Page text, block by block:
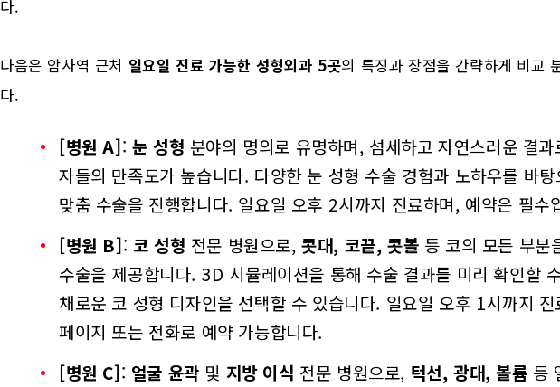
다.
다음은 암사역 근처 일요일 진료 가능한 성형외과 5곳의 특징과 장점을 간략하게 비교
다.
[병원 A]: 눈 성형 분야의 명의로 유명하며, 섬세하고 자연스러운 결
자들의 만족도가 높습니다. 다양한 눈 성형 수술 경험과 노하우를 바탕
맞춤 수술을 진행합니다. 일요일 오후 2시까지 진료하며, 예약은 필수
[병원 B]: 코 성형 전문 병원으로,콧대, 코끝, 콧볼 등 코의 모든 부분
수술을 제공합니다. 3D 시뮬레이션을 통해 수술 결과를 미리 확인할
채로운 코 성형 디자인을 선택할 수 있습니다. 일요일 오후 1시까지
페이지 또는 전화로 예약 가능합니다.
[병원 C]: 얼굴 윤곽 및 지방 이식 전문 병원으로, 턱선, 광대, 볼륨 등